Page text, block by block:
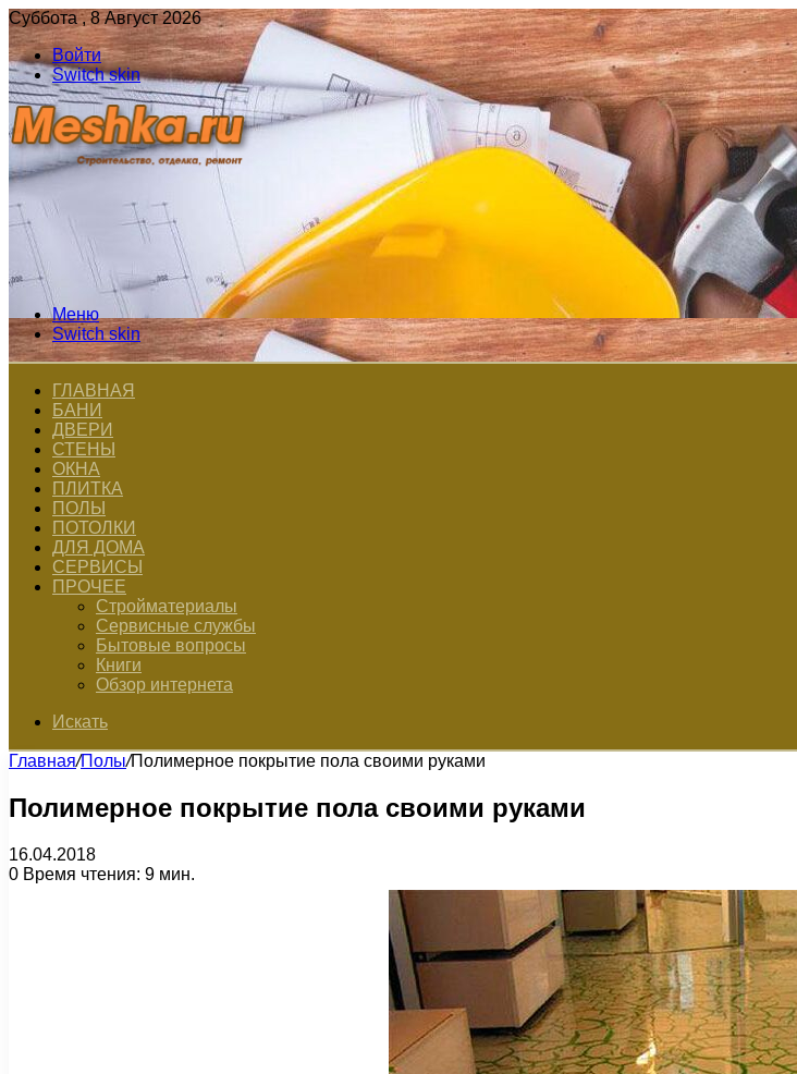
Суббота , 8 Август 2026
Войти
Switch skin
Меню
Switch skin
ГЛАВНАЯ
БАНИ
ДВЕРИ
СТЕНЫ
ОКНА
ПЛИТКА
ПОЛЫ
ПОТОЛКИ
ДЛЯ ДОМА
СЕРВИСЫ
ПРОЧЕЕ
Стройматериалы
Сервисные службы
Бытовые вопросы
Книги
Обзор интернета
Искать
Главная/Полы/Полимерное покрытие пола своими руками
Полимерное покрытие пола своими руками
16.04.2018
0 Время чтения: 9 мин.